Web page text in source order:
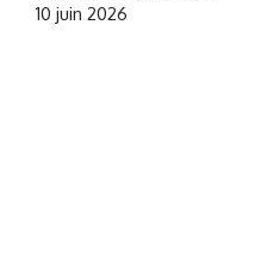
10 juin 2026